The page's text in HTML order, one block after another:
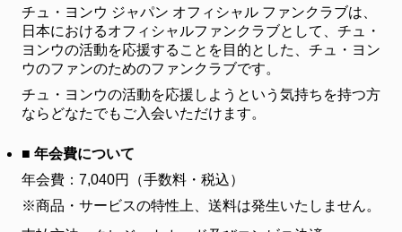
チュ・ヨンウ ジャパン オフィシャル ファンクラブは、
日本におけるオフィシャルファンクラブとして、チュ・
ヨンウの活動を応援することを目的とした、チュ・ヨン
ウのファンのためのファンクラブです。
チュ・ヨンウの活動を応援しようという気持ちを持つ方
ならどなたでもご入会いただけます。
■ 年会費について
年会費：7,040円（手数料・税込）
※商品・サービスの特性上、送料は発生いたしません。